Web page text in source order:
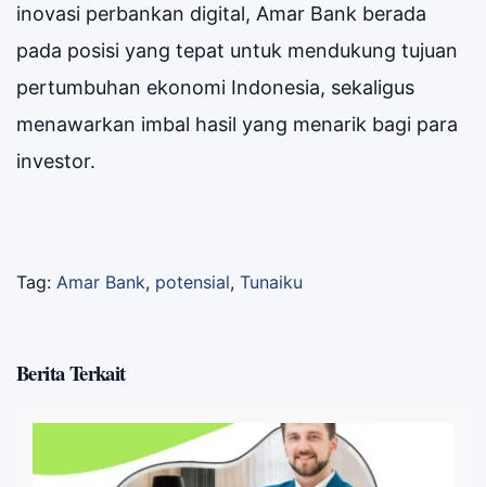
inovasi perbankan digital, Amar Bank berada
pada posisi yang tepat untuk mendukung tujuan
pertumbuhan ekonomi Indonesia, sekaligus
menawarkan imbal hasil yang menarik bagi para
investor.
Tag: Amar Bank, potensial, Tunaiku
Berita Terkait